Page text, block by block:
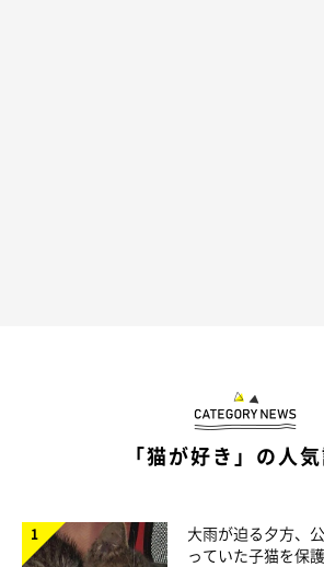
「猫が好き」の人
大雨が迫る夕方、
っていた子猫を保